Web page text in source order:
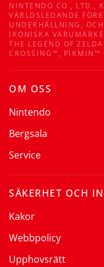
NINTENDO CO., LTD.,
VÄRLDSLEDANDE
UNDERHÅLLNING,
IKONISKA
THE LEGEND OF
CROSSING™, PIKMIN™
OM OSS
Nintendo
Bergsala
Service
SÄKERHET OCH
Kakor
Webbpolicy
Upphovsrätt